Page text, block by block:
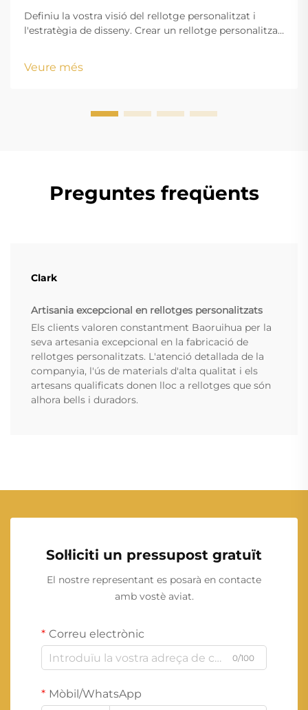
Definiu la vostra visió del rellotge personalitzat i
l'estratègia de disseny. Crear un rellotge personalitzat
requisits funcionals. Ja sigui que creeu mercaderia
Veure més
Preguntes freqüents
Clark
Artisania excepcional en rellotges personalitzats
Els clients valoren constantment Baoruihua per la
seva artesania excepcional en la fabricació de
rellotges personalitzats. L'atenció detallada de la
companyia, l'ús de materials d'alta qualitat i els
artesans qualificats donen lloc a rellotges que són
alhora bells i duradors.
Sol·liciti un pressupost gratuït
El nostre representant es posarà en contacte
amb vostè aviat.
Correu electrònic
0/100
Mòbil/WhatsApp